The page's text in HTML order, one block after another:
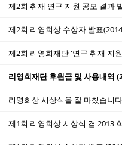
제2회 취재 연구 지원 공모 결과
제2회 리영희상 수상자 발표
제2회 리영희재단 '연구 취재 지
리영희재단 후원금 및 사용내역
리영희상 시상식을 잘 마쳤습니
제1회 리영희상 시상식 겸 2013